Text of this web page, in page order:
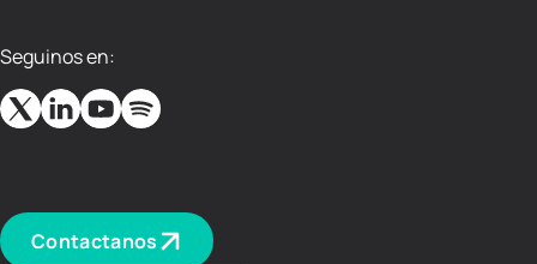
Seguinos en:
Contactanos